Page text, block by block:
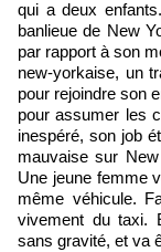
qui a deux
banlieue de New
par rapport à son
new-yorkaise, un
pour rejoindre son
pour assumer les
inespéré, son job
mauvaise sur
Une jeune femme
même véhicule.
vivement du taxi.
sans gravité, et va